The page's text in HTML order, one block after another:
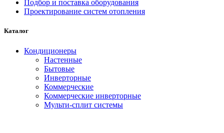
Подбор и поставка оборудования
Проектирование систем отопления
Каталог
Кондиционеры
Настенные
Бытовые
Инверторные
Коммерческие
Коммерческие инверторные
Мульти-сплит системы